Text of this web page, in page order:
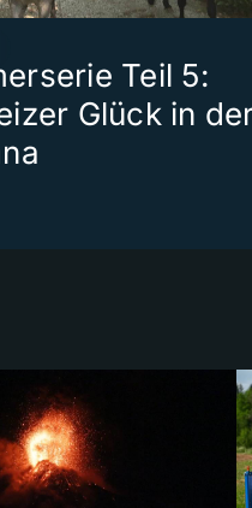
Teil 5:
Glück in